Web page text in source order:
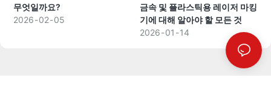
무엇일까요?
2026 02 05
금속 및 플라스틱용 레이저 마킹
기에 대해 알아야 할 모든 것
2026 01 14